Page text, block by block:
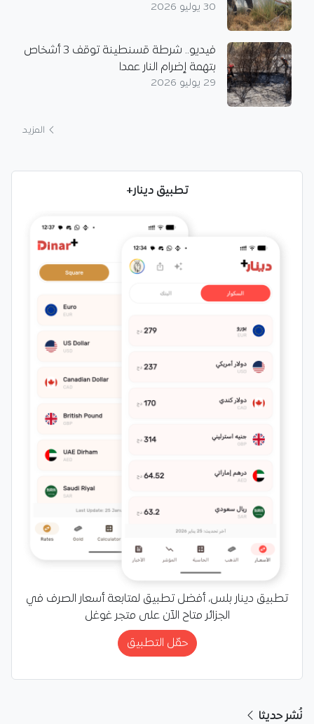
30 يوليو 2026
فيديو.. شرطة قسنطينة توقف 3 أشخاص
بتهمة إضرام النار عمدا
29 يوليو 2026
المزيد
تطبيق دينار+
تطبيق دينار بلس، أفضل تطبيق لمتابعة أسعار الصرف في
الجزائر متاح الآن على متجر غوغل
حمّل التطبيق
نُشر حديثا